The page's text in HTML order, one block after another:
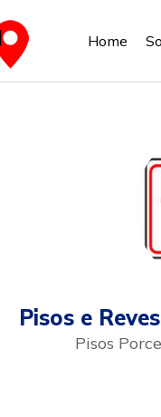
Home
Pisos e
Pisos